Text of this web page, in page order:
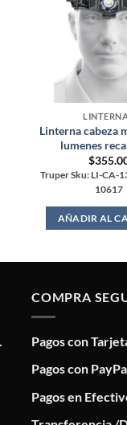
Linterna cabeza
lumenes
$
Truper Sku: LI-CA-
10617
AÑADIR AL
COMPRA
Pagos con
Pagos con
Pagos en